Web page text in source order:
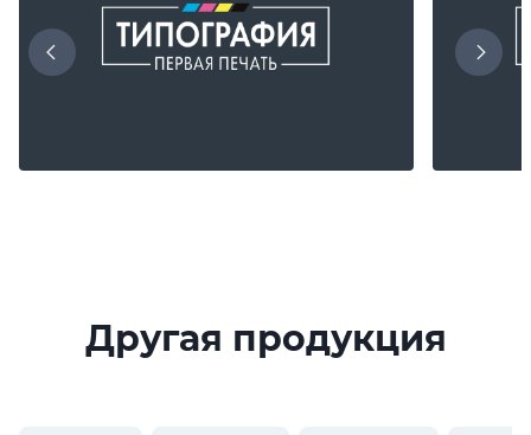
Другая продукция